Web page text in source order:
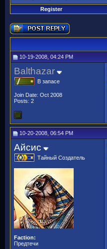
Register
10-19-2008, 04:24 PM
Balthazar
В запасе
Join Date: Oct 2008
Posts: 2
10-20-2008, 06:54 PM
Айсис
Тайный Создатель
Faction:
Предтечи